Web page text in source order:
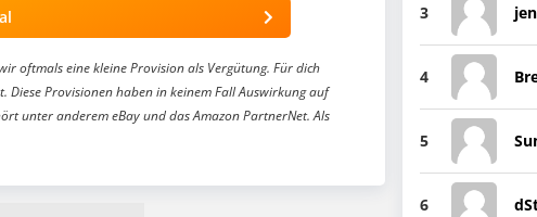
oftmals eine kleine Provision als Vergütung. Für dich
Provisionen haben in keinem Fall Auswirkung auf
unter anderem eBay und das Amazon PartnerNet. Als
3
4
5
6